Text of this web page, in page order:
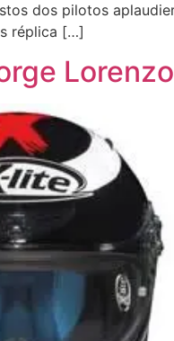
dos pilotos
réplica […]